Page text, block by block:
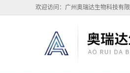
欢迎访问：广州奥瑞达生物科技有限